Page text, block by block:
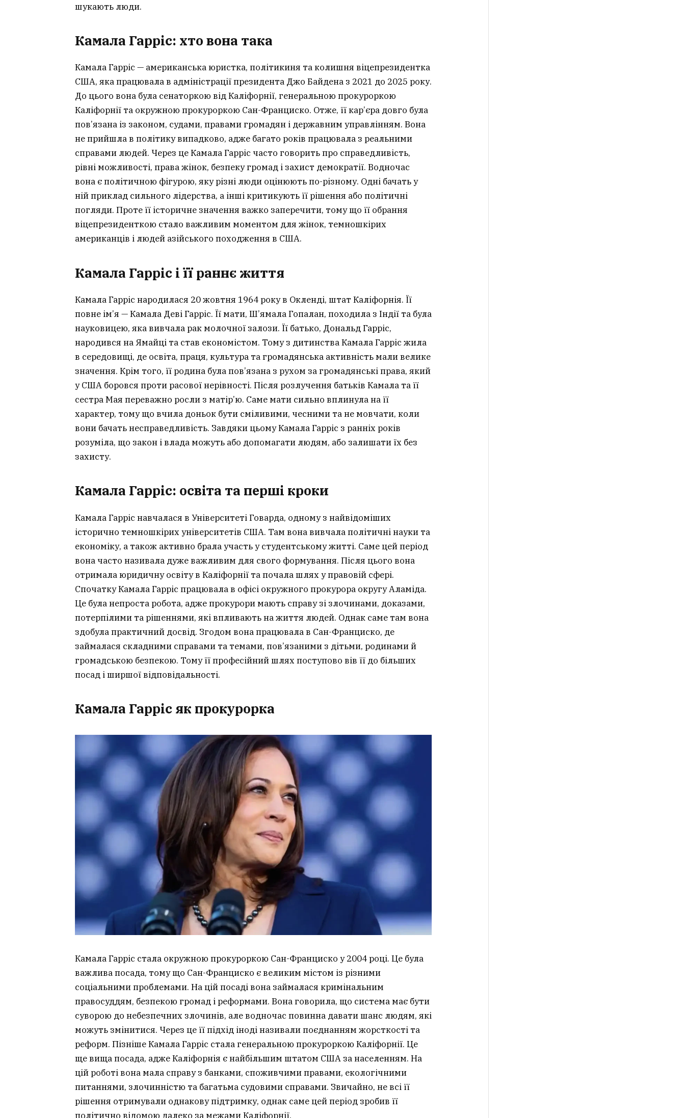
шукають люди.
Камала Гарріс: хто вона така
Камала Гарріс — американська юристка, політикиня та колишня віцепрезидентка
США, яка працювала в адміністрації президента Джо Байдена з 2021 до 2025 року.
До цього вона була сенаторкою від Каліфорнії, генеральною прокуроркою
Каліфорнії та окружною прокуроркою Сан-Франциско. Отже, її кар’єра довго була
пов’язана із законом, судами, правами громадян і державним управлінням. Вона
не прийшла в політику випадково, адже багато років працювала з реальними
справами людей. Через це Камала Гарріс часто говорить про справедливість,
рівні можливості, права жінок, безпеку громад і захист демократії. Водночас
вона є політичною фігурою, яку різні люди оцінюють по-різному. Одні бачать у
ній приклад сильного лідерства, а інші критикують її рішення або політичні
погляди. Проте її історичне значення важко заперечити, тому що її обрання
віцепрезиденткою стало важливим моментом для жінок, темношкірих
американців і людей азійського походження в США.
Камала Гарріс і її раннє життя
Камала Гарріс народилася 20 жовтня 1964 року в Окленді, штат Каліфорнія. Її
повне ім’я — Камала Деві Гарріс. Її мати, Ш’ямала Гопалан, походила з Індії та була
науковицею, яка вивчала рак молочної залози. Її батько, Дональд Гарріс,
народився на Ямайці та став економістом. Тому з дитинства Камала Гарріс жила
в середовищі, де освіта, праця, культура та громадянська активність мали велике
значення. Крім того, її родина була пов’язана з рухом за громадянські права, який
у США боровся проти расової нерівності. Після розлучення батьків Камала та її
сестра Мая переважно росли з матір’ю. Саме мати сильно вплинула на її
характер, тому що вчила доньок бути сміливими, чесними та не мовчати, коли
вони бачать несправедливість. Завдяки цьому Камала Гарріс з ранніх років
розуміла, що закон і влада можуть або допомагати людям, або залишати їх без
захисту.
Камала Гарріс: освіта та перші кроки
Камала Гарріс навчалася в Університеті Говарда, одному з найвідоміших
історично темношкірих університетів США. Там вона вивчала політичні науки та
економіку, а також активно брала участь у студентському житті. Саме цей період
вона часто називала дуже важливим для свого формування. Після цього вона
отримала юридичну освіту в Каліфорнії та почала шлях у правовій сфері.
Спочатку Камала Гарріс працювала в офісі окружного прокурора округу Аламіда.
Це була непроста робота, адже прокурори мають справу зі злочинами, доказами,
потерпілими та рішеннями, які впливають на життя людей. Однак саме там вона
здобула практичний досвід. Згодом вона працювала в Сан-Франциско, де
займалася складними справами та темами, пов’язаними з дітьми, родинами й
громадською безпекою. Тому її професійний шлях поступово вів її до більших
посад і ширшої відповідальності.
Камала Гарріс як прокурорка
Камала Гарріс стала окружною прокуроркою Сан-Франциско у 2004 році. Це була
важлива посада, тому що Сан-Франциско є великим містом із різними
соціальними проблемами. На цій посаді вона займалася кримінальним
правосуддям, безпекою громад і реформами. Вона говорила, що система має бути
суворою до небезпечних злочинів, але водночас повинна давати шанс людям, які
можуть змінитися. Через це її підхід іноді називали поєднанням жорсткості та
реформ. Пізніше Камала Гарріс стала генеральною прокуроркою Каліфорнії. Це
ще вища посада, адже Каліфорнія є найбільшим штатом США за населенням. На
цій роботі вона мала справу з банками, споживчими правами, екологічними
питаннями, злочинністю та багатьма судовими справами. Звичайно, не всі її
рішення отримували однакову підтримку, однак саме цей період зробив її
політично відомою далеко за межами Каліфорнії.